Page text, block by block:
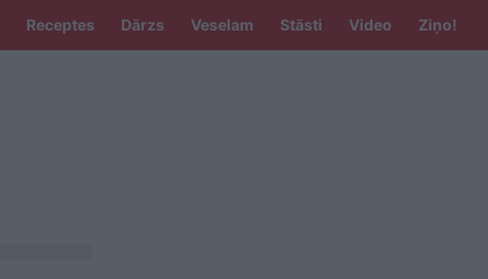
Receptes Dārzs Veselam Stāsti Video Ziņo!